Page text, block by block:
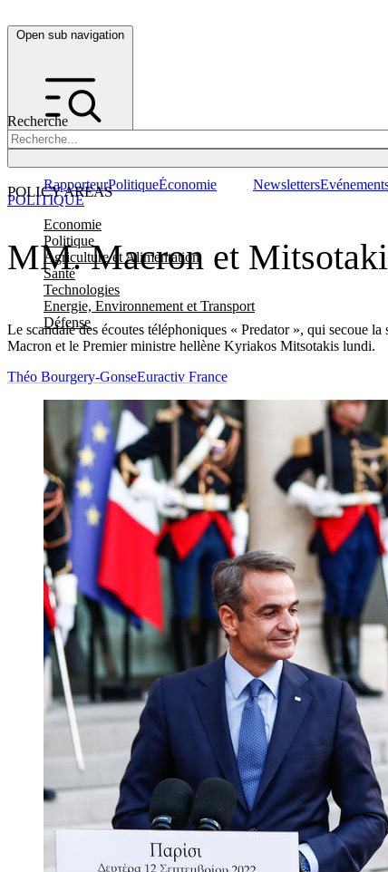
Open sub navigation
Recherche
POLICY AREAS
Economie
Politique
Agriculture et Alimentation
Santé
Technologies
Energie, Environnement et Transport
Défense
RapporteurPolitiqueÉconomie Newsletters
MM. Macron et
Le scandale des écoutes téléphoniques « Predator », qui secoue
Macron et le Premier ministre hellène Kyriakos Mitsotakis lundi.
POLITIQUE
Théo Bourgery-GonseEuractiv France